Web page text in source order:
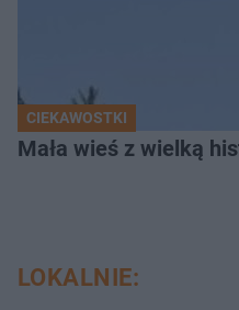
CIEKAWOSTKI
Mała wieś z wielką
LOKALNIE: